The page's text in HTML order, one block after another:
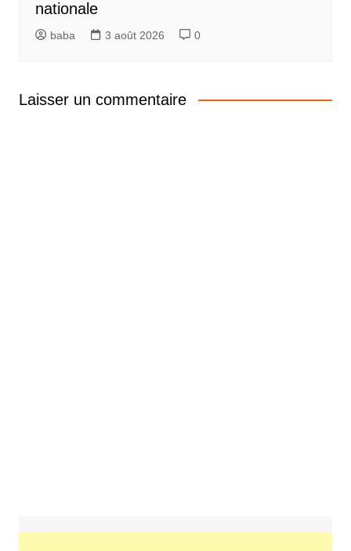
nationale
baba 3 août 2026 0
Laisser un commentaire